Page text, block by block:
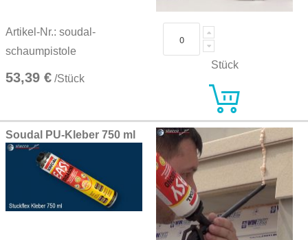
Artikel-Nr.: soudal-
schaumpistole
53,39 € /Stück
Stück
Soudal PU-Kleber 750 ml